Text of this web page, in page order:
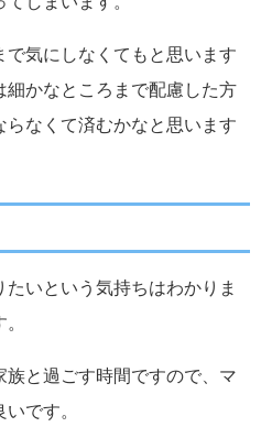
気にしなくてもと思います
細かなところまで配慮した方
なくて済むかなと思います
いという気持ちはわかりま
と過ごす時間ですので、マ
です。